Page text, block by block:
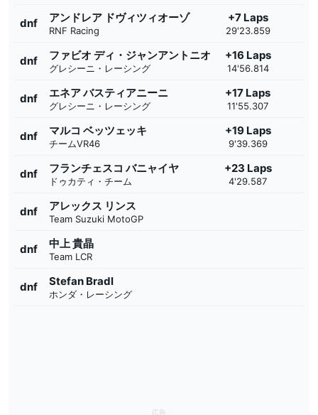
dnf アンドレア ドヴィツィオーゾ
RNF Racing
+7 Laps
29'23.859
dnf ファビオ ディ・ジャンアントニオ
グレシーニ・レーシング
+16 Laps
14'56.814
dnf エネア バスティアニーニ
グレシーニ・レーシング
+17 Laps
11'55.307
dnf マルコ ベッツェッキ
チームVR46
+19 Laps
9'39.369
dnf フランチェスコ バニャイヤ
ドゥカティ・チーム
+23 Laps
4'29.587
dnf アレックス リンス
Team Suzuki MotoGP
dnf 中上 貴晶
Team LCR
dnf Stefan Bradl
ホンダ・レーシング